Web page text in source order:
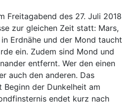
Freitagabend des 27. Juli 2018
zur gleichen Zeit statt: Mars,
Erdnähe und der Mond taucht
ein. Zudem sind Mond und
entfernt. Wer den einen
auch den anderen. Das
der Dunkelheit am
endet kurz nach